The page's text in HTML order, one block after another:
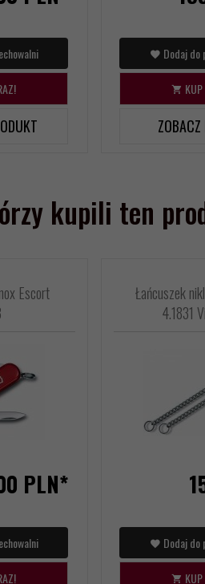
Dodaj do
kupili ten
Escort
PLN*
Łańcuszek
4.1831
Dodaj do